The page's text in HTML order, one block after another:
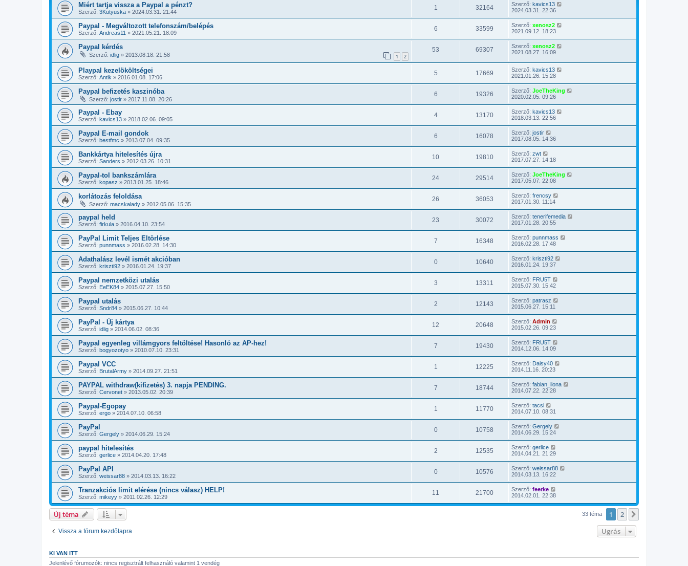
Miért tartja vissza a Paypal a pénzt?
Szerző: 3Kutyuska » 2024.03.31. 21:44
1 32164 Szerző: kavics13
2024.03.31. 22:36
Paypal - Megváltozott telefonszám/belépés
Szerző: Andreas11 » 2021.05.21. 18:09
6 33599 Szerző: xenosz2
2021.09.12. 18:23
Paypal kérdés
Szerző: idlig » 2013.08.18. 21:58 1 2
53 69307 Szerző: xenosz2
2021.08.27. 16:09
Playpal kezelököltségei
Szerző: Antik » 2016.01.08. 17:06
5 17669 Szerző: kavics13
2021.01.26. 15:28
Paypal befizetés kaszinóba
Szerző: jostir » 2017.11.08. 20:26
6 19326 Szerző: JoeTheKing
2020.02.05. 09:26
Paypal - Ebay
Szerző: kavics13 » 2018.02.06. 09:05
4 13170 Szerző: kavics13
2018.03.13. 22:56
Paypal E-mail gondok
Szerző: bestfmc » 2013.07.04. 09:35
6 16078 Szerző: jostir
2017.08.05. 14:36
Bankkártya hitelesítés újra
Szerző: Sanders » 2012.03.26. 10:31
10 19810 Szerző: zwt
2017.07.27. 14:18
Paypal-tol bankszámlára
Szerző: kopasz » 2013.01.25. 18:46
24 29514 Szerző: JoeTheKing
2017.05.07. 22:08
korlátozás feloldása
Szerző: macskalady » 2012.05.06. 15:35
26 36053 Szerző: frencsy
2017.01.30. 11:14
paypal held
Szerző: firkula » 2016.04.10. 23:54
23 30072 Szerző: tenerifemedia
2017.01.28. 20:55
PayPal Limit Teljes Eltörlése
Szerző: punnmass » 2016.02.28. 14:30
7 16348 Szerző: punnmass
2016.02.28. 17:48
Adathalász levél ismét akcióban
Szerző: kriszti92 » 2016.01.24. 19:37
0 10640 Szerző: kriszti92
2016.01.24. 19:37
Paypal nemzetközi utalás
Szerző: EeEK84 » 2015.07.27. 15:50
3 13311 Szerző: FRU5T
2015.07.30. 15:42
Paypal utalás
Szerző: Sndr84 » 2015.06.27. 10:44
2 12143 Szerző: patrasz
2015.06.27. 15:11
PayPal - Új kártya
Szerző: idlig » 2014.06.02. 08:36
12 20648 Szerző: Admin
2015.02.26. 09:23
Paypal egyenleg villámgyors feltöltése! Hasonló az AP-hez!
Szerző: bogyozotyo » 2010.07.10. 23:31
7 19430 Szerző: FRU5T
2014.12.06. 14:09
Paypal VCC
Szerző: BrutalArmy » 2014.09.27. 21:51
1 12225 Szerző: Daisy40
2014.11.16. 20:23
PAYPAL withdraw(kifizetés) 3. napja PENDING.
Szerző: Cervonet » 2013.05.02. 20:39
7 18744 Szerző: fabian_ilona
2014.07.22. 22:28
Paypal-Egopay
Szerző: ergo » 2014.07.10. 06:58
1 11770 Szerző: tacsi
2014.07.10. 08:31
PayPal
Szerző: Gergely » 2014.06.29. 15:24
0 10758 Szerző: Gergely
2014.06.29. 15:24
paypal hitelesítés
Szerző: gerlice » 2014.04.20. 17:48
2 12535 Szerző: gerlice
2014.04.21. 21:29
PayPal API
Szerző: weissar88 » 2014.03.13. 16:22
0 10576 Szerző: weissar88
2014.03.13. 16:22
Tranzakciós limit elérése (nincs válasz) HELP!
Szerző: mikeyy » 2011.02.26. 12:29
11 21700 Szerző: feerke
2014.02.01. 22:38
Új téma 33 téma 1 2
Vissza a fórum kezdőlapra Ugrás
KI VAN ITT
Jelenlévő fórumozók: nincs regisztrált felhasználó valamint 1 vendég